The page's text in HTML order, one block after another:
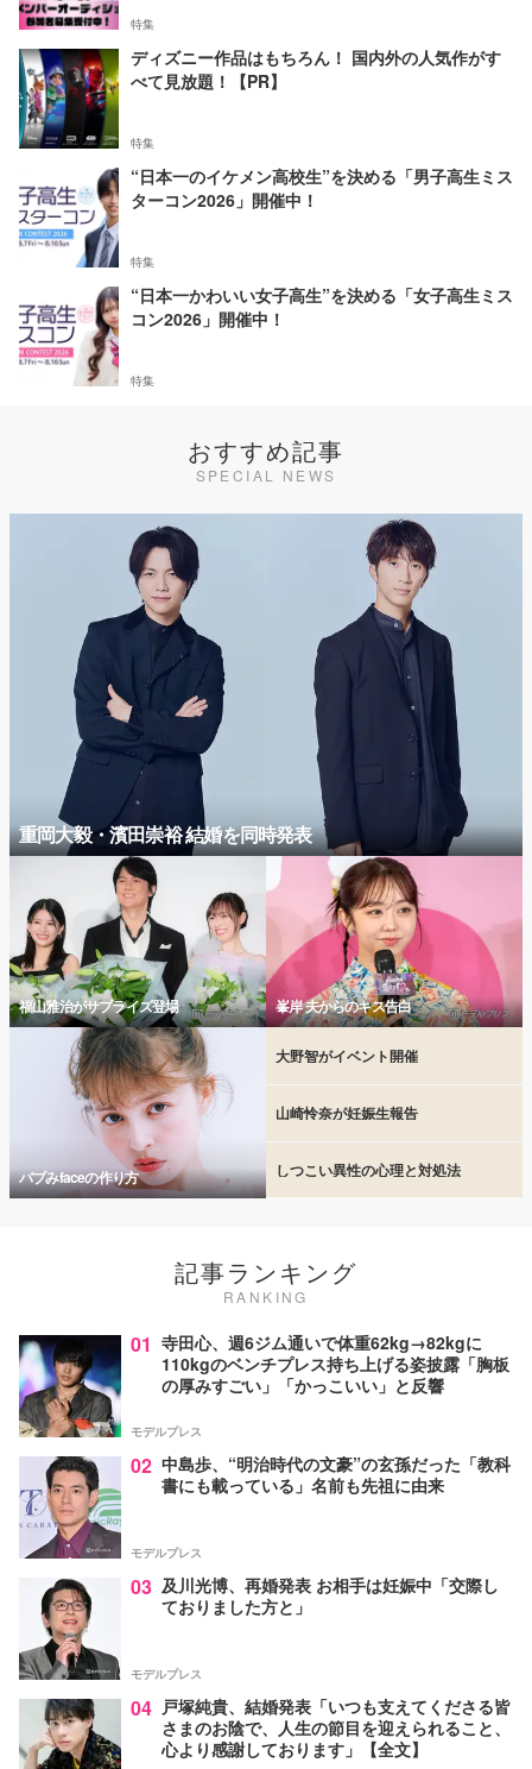
特集
ディズニー作品はもちろん！ 国内外の人気作がす
べて見放題！【PR】
特集
“日本一のイケメン高校生”を決める「男子高生ミス
ターコン2026」開催中！
特集
“日本一かわいい女子高生”を決める「女子高生ミス
コン2026」開催中！
特集
おすすめ記事
SPECIAL NEWS
重岡大毅・濱田崇裕 結婚を同時発表
福山雅治がサプライズ登場 峯岸 夫からのキス告白
バブみfaceの作り方
大野智がイベント開催
山崎怜奈が妊娠生報告
しつこい異性の心理と対処法
記事ランキング
RANKING
01 寺田心、週6ジム通いで体重62kg→82kgに
110kgのベンチプレス持ち上げる姿披露「胸板
の厚みすごい」「かっこいい」と反響
モデルプレス
02 中島歩、“明治時代の文豪”の玄孫だった「教科
書にも載っている」名前も先祖に由来
モデルプレス
03 及川光博、再婚発表 お相手は妊娠中「交際し
ておりました方と」
モデルプレス
04 戸塚純貴、結婚発表「いつも支えてくださる皆
さまのお陰で、人生の節目を迎えられること、
心より感謝しております」【全文】